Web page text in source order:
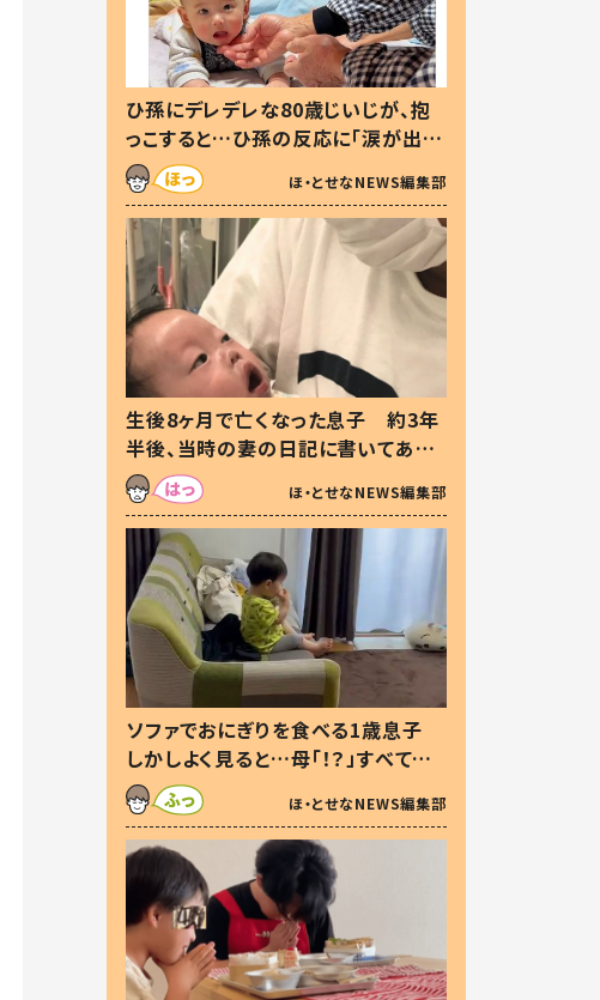
ひ孫にデレデレな80歳じいじが、抱
っこすると…ひ孫の反応に「涙が出ま
した」「可愛くて仕方ない」
ほ・とせなNEWS編集部
生後8ヶ月で亡くなった息子 約3年
半後、当時の妻の日記に書いてあっ
た本音とは
ほ・とせなNEWS編集部
ソファでおにぎりを食べる1歳息子
しかしよく見ると…母「！？」すべてを
察した母の投稿に「可愛いから許
す！」「現行犯〜」
ほ・とせなNEWS編集部